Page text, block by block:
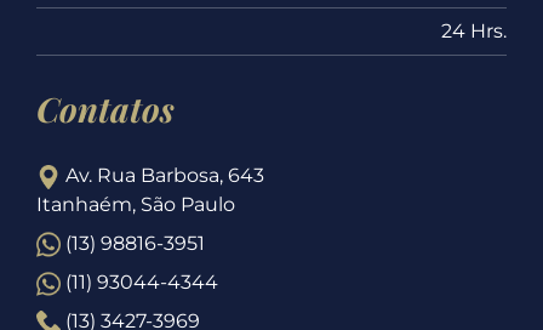
24 Hrs.
Contatos
Av. Rua Barbosa, 643
Itanhaém, São Paulo
(13) 98816-3951
(11) 93044-4344
(13) 3427-3969